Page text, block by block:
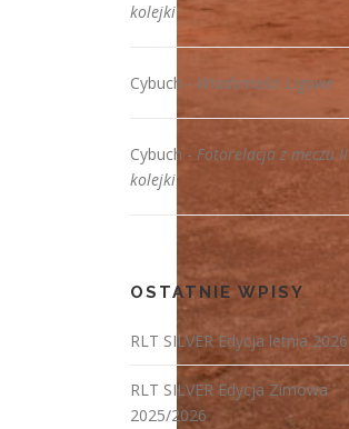
kolejki
Cybuch - Wiadomości Ligowe
Cybuch - Fotorelacja z meczu II
kolejki
OSTATNIE WPISY
RLT SILVER Edycja letnia 2026
RLT SILVER Edycja Zimowa
2025/2026